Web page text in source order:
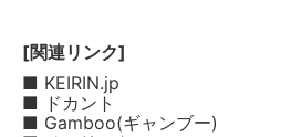
[関連リンク]
■ KEIRIN.jp
■ ドカント
■ Gamboo(ギャンブー)